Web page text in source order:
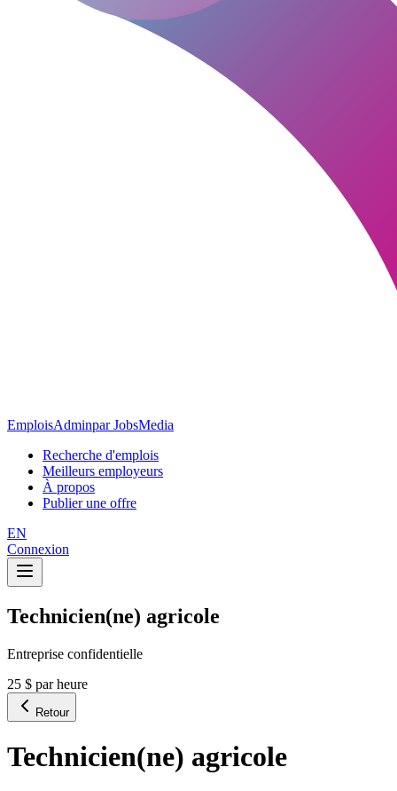
EmploisAdminpar JobsMedia
Recherche d'emplois
Meilleurs employeurs
À propos
Publier une offre
EN
Connexion
Technicien(ne) agricole
Entreprise confidentielle
25 $ par heure
Retour
Technicien(ne) agricole